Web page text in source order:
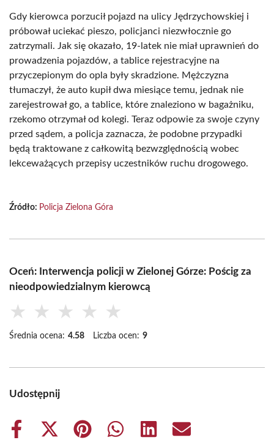
Gdy kierowca porzucił pojazd na ulicy Jędrzychowskiej i
próbował uciekać pieszo, policjanci niezwłocznie go
zatrzymali. Jak się okazało, 19-latek nie miał uprawnień do
prowadzenia pojazdów, a tablice rejestracyjne na
przyczepionym do opla były skradzione. Mężczyzna
tłumaczył, że auto kupił dwa miesiące temu, jednak nie
zarejestrował go, a tablice, które znaleziono w bagażniku,
rzekomo otrzymał od kolegi. Teraz odpowie za swoje czyny
przed sądem, a policja zaznacza, że podobne przypadki
będą traktowane z całkowitą bezwzględnością wobec
lekceważących przepisy uczestników ruchu drogowego.
Źródło: Policja Zielona Góra
Oceń: Interwencja policji w Zielonej Górze: Pościg za
nieodpowiedzialnym kierowcą
★ ★ ★ ★ ★
Średnia ocena: 4.58 Liczba ocen: 9
Udostępnij
Share
Share
Share
Share
Share
Share